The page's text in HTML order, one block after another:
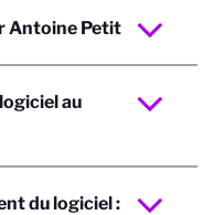
Antoine Petit
au
du logiciel :